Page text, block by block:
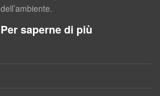
dell’ambiente.
Per saperne di più